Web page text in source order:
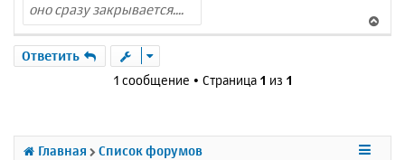
оно сразу закрывается....
е
с
Ответить
1 сообщение • Страница 1 из 1
Главная Список форумов